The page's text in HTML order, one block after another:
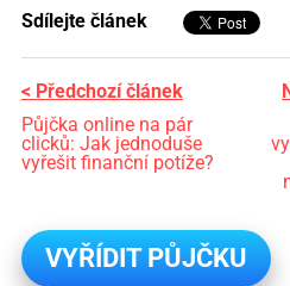
Sdílejte článek
< Předchozí článek
Půjčka online na pár
clicků: Jak jednoduše
vyřešit finanční potíže?
VYŘÍDIT PŮJČKU